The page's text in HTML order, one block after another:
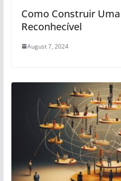
Como Construir
Reconhecível
August 7, 2024